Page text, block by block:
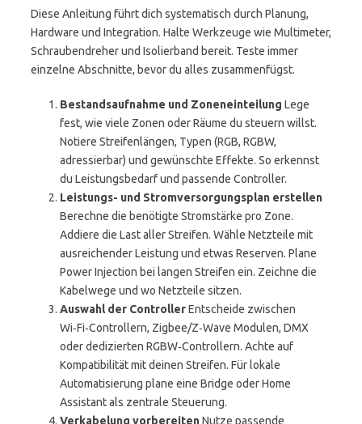
Diese Anleitung führt dich systematisch durch Planung,
Hardware und Integration. Halte Werkzeuge wie Multimeter,
Schraubendreher und Isolierband bereit. Teste immer
einzelne Abschnitte, bevor du alles zusammenfügst.
Bestandsaufnahme und Zoneneinteilung Lege
fest, wie viele Zonen oder Räume du steuern willst.
Notiere Streifenlängen, Typen (RGB, RGBW,
adressierbar) und gewünschte Effekte. So erkennst
du Leistungsbedarf und passende Controller.
Leistungs- und Stromversorgungsplan erstellen
Berechne die benötigte Stromstärke pro Zone.
Addiere die Last aller Streifen. Wähle Netzteile mit
ausreichender Leistung und etwas Reserven. Plane
Power Injection bei langen Streifen ein. Zeichne die
Kabelwege und wo Netzteile sitzen.
Auswahl der ControllerEntscheide zwischen
Wi‑Fi‑Controllern, Zigbee/Z‑Wave Modulen, DMX
oder dedizierten RGBW‑Controllern. Achte auf
Kompatibilität mit deinen Streifen. Für lokale
Automatisierung plane eine Bridge oder Home
Assistant als zentrale Steuerung.
Verkabelung vorbereitenNutze passende